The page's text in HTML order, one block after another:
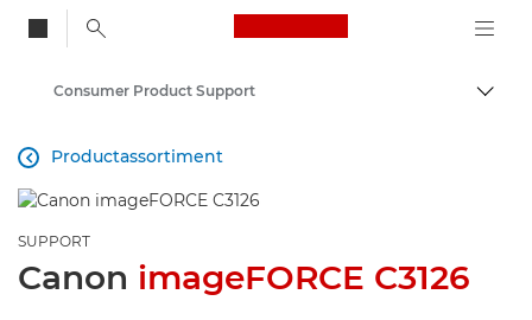
Canon Logo, back
Consumer Product Support
Productassortiment

SUPPORT
Canon imageFORCE C3126